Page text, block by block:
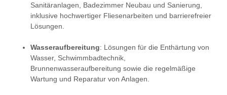
Sanitäranlagen, Badezimmer Neubau und Sanierung,
inklusive hochwertiger Fliesenarbeiten und barrierefreier
Lösungen.
Wasseraufbereitung: Lösungen für die Enthärtung von
Wasser, Schwimmbadtechnik,
Brunnenwasseraufbereitung sowie die regelmäßige
Wartung und Reparatur von Anlagen.